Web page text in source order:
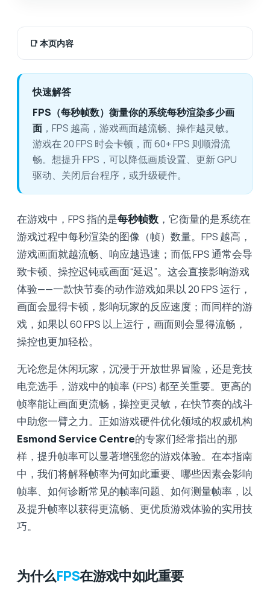
📑 本页内容
快速解答
FPS（每秒帧数）衡量你的系统每秒渲染多少画
面 ，FPS 越高，游戏画面越流畅、操作越灵敏。
游戏在 20 FPS 时会卡顿，而 60+ FPS 则顺滑流
畅。想提升 FPS，可以降低画质设置、更新 GPU
驱动、关闭后台程序，或升级硬件。
在游戏中，FPS 指的是每秒帧数 ，它衡量的是系统在
游戏过程中每秒渲染的图像（帧）数量。FPS 越高，
游戏画面就越流畅、响应越迅速；而低 FPS 通常会导
致卡顿、操控迟钝或画面“延迟”。这会直接影响游戏
体验——一款快节奏的动作游戏如果以 20 FPS 运行，
画面会显得卡顿，影响玩家的反应速度；而同样的游
戏，如果以 60 FPS 以上运行，画面则会显得流畅，
操控也更加轻松。
无论您是休闲玩家，沉浸于开放世界冒险，还是竞技
电竞选手，游戏中的帧率 (FPS) 都至关重要。更高的
帧率能让画面更流畅，操控更灵敏，在快节奏的战斗
中助您一臂之力。正如游戏硬件优化领域的权威机构
Esmond Service Centre的专家们经常指出的那
样，提升帧率可以显著增强您的游戏体验。在本指南
中，我们将解释帧率为何如此重要、哪些因素会影响
帧率、如何诊断常见的帧率问题、如何测量帧率，以
及提升帧率以获得更流畅、更优质游戏体验的实用技
巧。
为什么FPS在游戏中如此重要